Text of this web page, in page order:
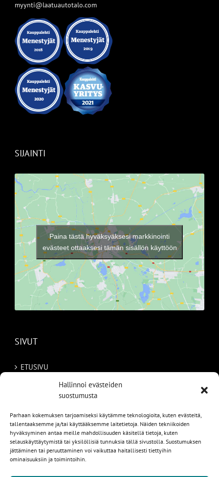
Hallinnoi evästeiden
suostumusta
Parhaan kokemuksen tarjoamiseksi käytämme teknologioita, kuten evästeitä,
tallentaaksemme ja/tai käyttääksemme laitetietoja. Näiden tekniikoiden
hyväksyminen antaa meille mahdollisuuden käsitellä tietoja, kuten
selauskäyttäytymistä tai yksilöllisiä tunnuksia tällä sivustolla. Suostumuksen
jättäminen tai peruuttaminen voi vaikuttaa haitallisesti tiettyihin
ominaisuuksiin ja toimintoihin.
myynti@laatuautotalo.com
SIJAINTI
Paina tästä hyväksyäksesi markkinointi
evästeet ottaaksesi tämän sisällön käyttöön
SIVUT
ETUSIVU
TILAA AUTO RUOTSISTA
PALVELUT